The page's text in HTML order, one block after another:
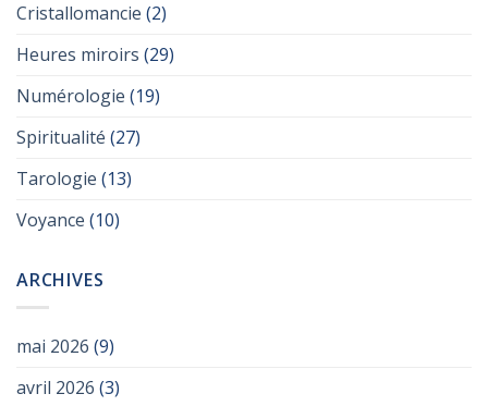
Cristallomancie (2)
Heures miroirs (29)
Numérologie (19)
Spiritualité (27)
Tarologie (13)
Voyance (10)
ARCHIVES
mai 2026 (9)
avril 2026 (3)